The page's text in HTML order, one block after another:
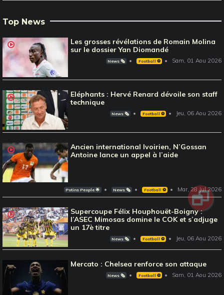
Top News
Les grosses révélations de Romain Molina
sur le dossier Yan Diomandé
News 🗞️ Football ⚽️ Sam, 01 Aou 2026
Eléphants : Hervé Renard dévoile son staff
technique
News 🗞️ Football ⚽️ Jeu, 06 Aou 2026
Ancien international Ivoirien, N’Gossan
Antoine lance un appel à l’aide
Potins People 🌟 News 🗞️ Football ⚽️ Mar, 28 Jul 2026
Supercoupe Félix Houphouët-Boigny :
l’ASEC Mimosas domine le COK et s’adjuge
un 17è titre
News 🗞️ Football ⚽️ Jeu, 06 Aou 2026
Mercato : Chelsea renforce son attaque
News 🗞️ Football ⚽️ Sam, 01 Aou 2026